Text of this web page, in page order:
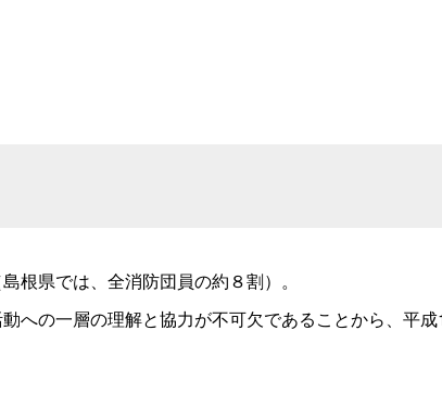
根県では、全消防団員の約８割）。
への一層の理解と協力が不可欠であることから、平